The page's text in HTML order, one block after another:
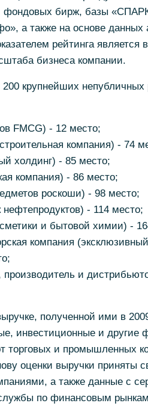
фондовых бирж, базы
а также на основе данных
рейтинга является
бизнеса компании.
крупнейших непубличных
FMCG) - 12 место;
компания) - 74
холдинг) - 85 место;
компания) - 86 место;
роскоши) - 98 место;
- 114 место;
и бытовой химии) -
компания
производитель и
полученной ими в
инвестиционные и другие
торговых и промышленных
оценки выручки приняты
а также данные с
по финансовым